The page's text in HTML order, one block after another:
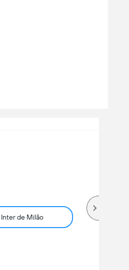
Inter de Milão